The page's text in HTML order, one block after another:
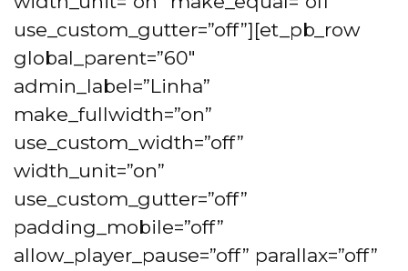
use_custom_gutter=”off”][et_pb_row
global_parent=”60″
admin_label=”Linha”
make_fullwidth=”on”
use_custom_width=”off”
width_unit=”on”
use_custom_gutter=”off”
padding_mobile=”off”
allow_player_pause=”off” parallax=”off”